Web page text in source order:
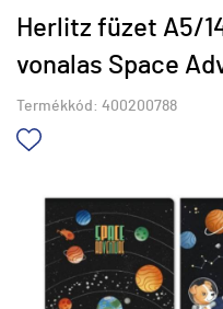
Herlitz füzet A5/
vonalas Space
Termékkód: 400200788